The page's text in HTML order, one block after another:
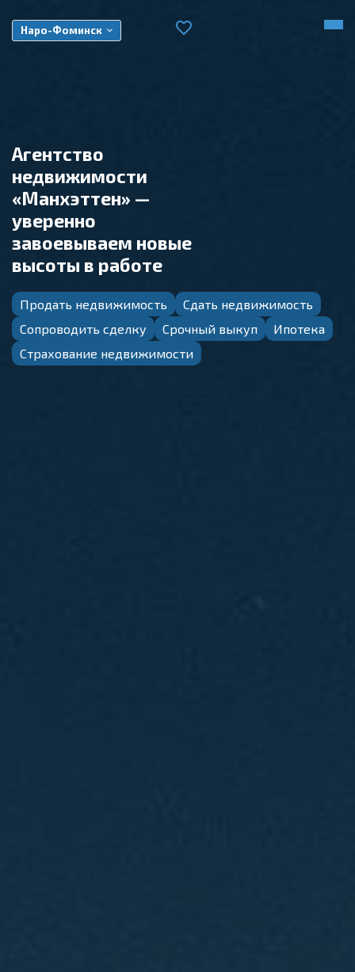
Наро-Фоминск
Агентство
недвижимости
«Манхэттен» —
уверенно
завоевываем новые
высоты в работе
Продать недвижимость
Сдать недвижимость
Сопроводить сделку
Срочный выкуп
Ипотека
Страхование недвижимости